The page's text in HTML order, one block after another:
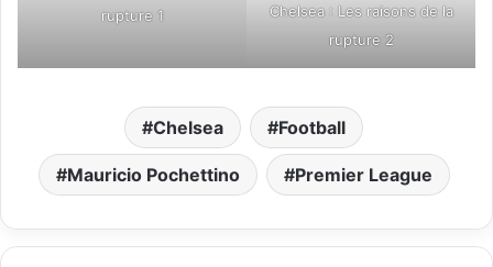
rupture 1
Chelsea : Les raisons de la
rupture 2
Chelsea Football
Mauricio Pochettino Premier League